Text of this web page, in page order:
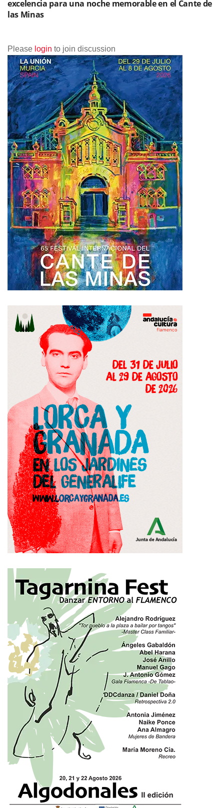
excelencia para una noche memorable en el Cante de
las Minas
Please login to join discussion